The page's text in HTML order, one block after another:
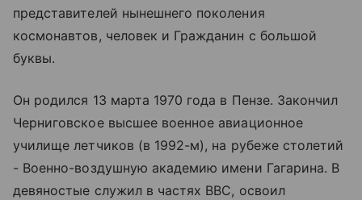
представителей нынешнего поколения
космонавтов, человек и Гражданин с большой
буквы.
Он родился 13 марта 1970 года в Пензе. Закончил
Черниговское высшее военное авиационное
училище летчиков (в 1992-м), на рубеже столетий
- Военно-воздушную академию имени Гагарина. В
девяностые служил в частях ВВС, освоил